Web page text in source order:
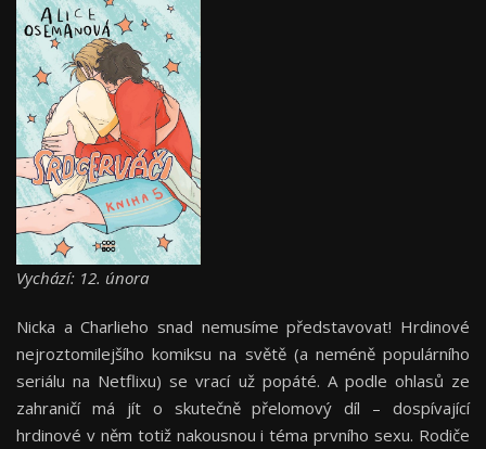
Vychází: 12. února
Nicka a Charlieho snad nemusíme představovat! Hrdinové
nejroztomilejšího komiksu na světě (a neméně populárního
seriálu na Netflixu) se vrací už popáté. A podle ohlasů ze
zahraničí má jít o skutečně přelomový díl – dospívající
hrdinové v něm totiž nakousnou i téma prvního sexu. Rodiče